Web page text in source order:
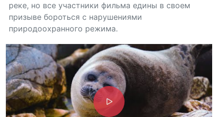
реке, но все участники фильма едины в своем
призыве бороться с нарушениями
природоохранного режима.